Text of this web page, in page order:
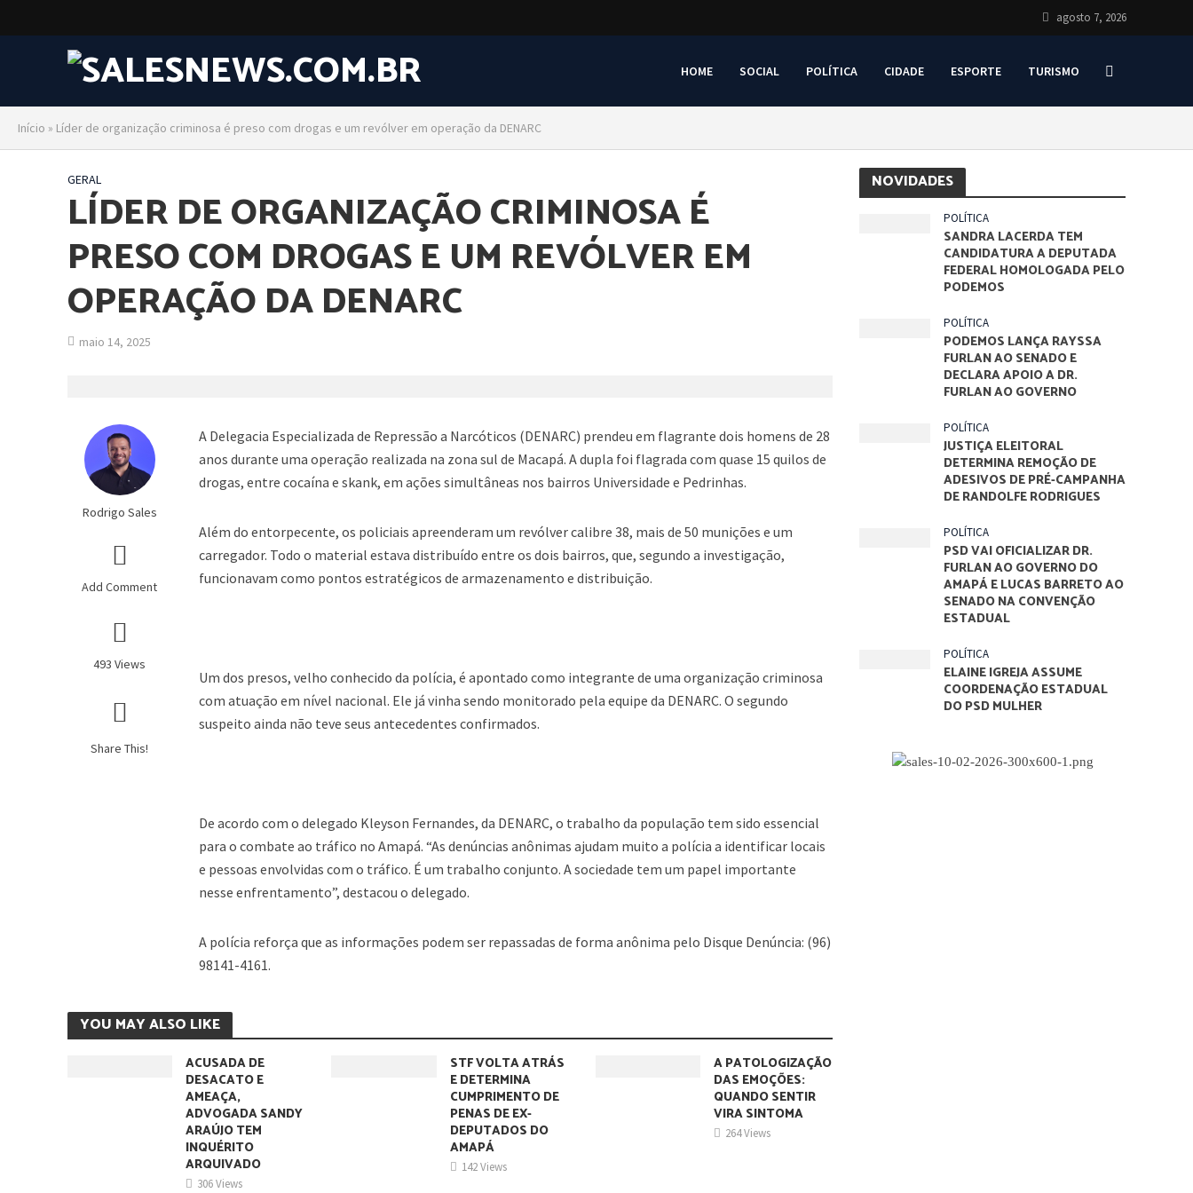
agosto 7, 2026
HOME SOCIAL POLÍTICA CIDADE ESPORTE TURISMO
Início » Líder de organização criminosa é preso com drogas e um revólver em operação da DENARC
GERAL
LÍDER DE ORGANIZAÇÃO CRIMINOSA É
PRESO COM DROGAS E UM REVÓLVER EM
OPERAÇÃO DA DENARC
maio 14, 2025
Rodrigo Sales
Add Comment
493 Views
Share This!
A Delegacia Especializada de Repressão a Narcóticos (DENARC) prendeu em flagrante dois homens de 28
anos durante uma operação realizada na zona sul de Macapá. A dupla foi flagrada com quase 15 quilos de
drogas, entre cocaína e skank, em ações simultâneas nos bairros Universidade e Pedrinhas.
Além do entorpecente, os policiais apreenderam um revólver calibre 38, mais de 50 munições e um
carregador. Todo o material estava distribuído entre os dois bairros, que, segundo a investigação,
funcionavam como pontos estratégicos de armazenamento e distribuição.
Um dos presos, velho conhecido da polícia, é apontado como integrante de uma organização criminosa
com atuação em nível nacional. Ele já vinha sendo monitorado pela equipe da DENARC. O segundo
suspeito ainda não teve seus antecedentes confirmados.
De acordo com o delegado Kleyson Fernandes, da DENARC, o trabalho da população tem sido essencial
para o combate ao tráfico no Amapá. “As denúncias anônimas ajudam muito a polícia a identificar locais
e pessoas envolvidas com o tráfico. É um trabalho conjunto. A sociedade tem um papel importante
nesse enfrentamento”, destacou o delegado.
A polícia reforça que as informações podem ser repassadas de forma anônima pelo Disque Denúncia: (96)
98141-4161.
YOU MAY ALSO LIKE
ACUSADA DE
DESACATO E
AMEAÇA,
ADVOGADA SANDY
ARAÚJO TEM
INQUÉRITO
ARQUIVADO
306 Views
STF VOLTA ATRÁS
E DETERMINA
CUMPRIMENTO DE
PENAS DE EX-
DEPUTADOS DO
AMAPÁ
142 Views
A PATOLOGIZAÇÃO
DAS EMOÇÕES:
QUANDO SENTIR
VIRA SINTOMA
264 Views
NOVIDADES
POLÍTICA
SANDRA LACERDA TEM
CANDIDATURA A DEPUTADA
FEDERAL HOMOLOGADA PELO
PODEMOS
POLÍTICA
PODEMOS LANÇA RAYSSA
FURLAN AO SENADO E
DECLARA APOIO A DR.
FURLAN AO GOVERNO
POLÍTICA
JUSTIÇA ELEITORAL
DETERMINA REMOÇÃO DE
ADESIVOS DE PRÉ-CAMPANHA
DE RANDOLFE RODRIGUES
POLÍTICA
PSD VAI OFICIALIZAR DR.
FURLAN AO GOVERNO DO
AMAPÁ E LUCAS BARRETO AO
SENADO NA CONVENÇÃO
ESTADUAL
POLÍTICA
ELAINE IGREJA ASSUME
COORDENAÇÃO ESTADUAL
DO PSD MULHER